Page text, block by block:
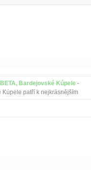
Bardejovské Kúpele-
Kúpele patří k nejkrásnějším
na Slovensku.